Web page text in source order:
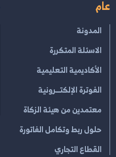
عام
المدونة
الاسئلة المتكررة
الأكاديمية التعليمية
الفوترة الإلكتــرونية
معتمدين من هيئة الزكاة
حلول ربط وتكامل الفاتورة
القطاع التجاري